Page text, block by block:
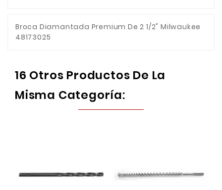
Broca Diamantada Premium De 2 1/2" Milwaukee
48173025
16 Otros Productos De La
Misma Categoría: